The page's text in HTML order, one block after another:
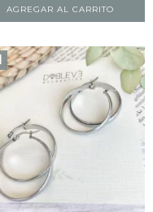
AGREGAR AL CARRITO